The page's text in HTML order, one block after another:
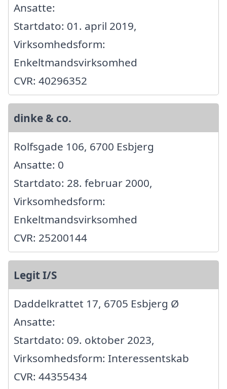
Ansatte:
Startdato: 01. april 2019,
Virksomhedsform:
Enkeltmandsvirksomhed
CVR: 40296352
dinke & co.
Rolfsgade 106, 6700 Esbjerg
Ansatte: 0
Startdato: 28. februar 2000,
Virksomhedsform:
Enkeltmandsvirksomhed
CVR: 25200144
Legit I/S
Daddelkrattet 17, 6705 Esbjerg Ø
Ansatte:
Startdato: 09. oktober 2023,
Virksomhedsform: Interessentskab
CVR: 44355434